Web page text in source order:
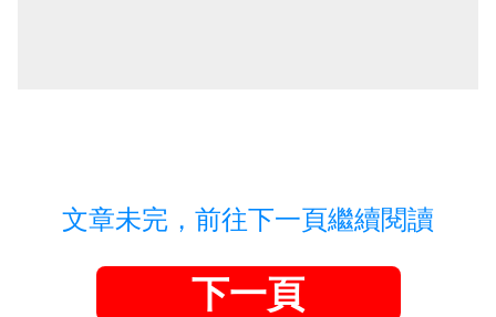
文章未完，前往下一頁繼續閱讀
下一頁